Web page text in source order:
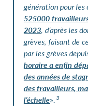
génération pour les
525000
2023, d’après les
grèves, faisant de
par les grèves
horaire a enfin
des années de
des travailleurs,
l’échelle».3